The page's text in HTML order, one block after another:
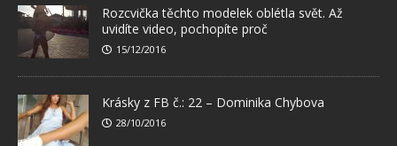
Rozcvička těchto modelek oblétla svět. Až
uvidíte video, pochopíte proč
15/12/2016
Krásky z FB č.: 22 – Dominika Chybova
28/10/2016